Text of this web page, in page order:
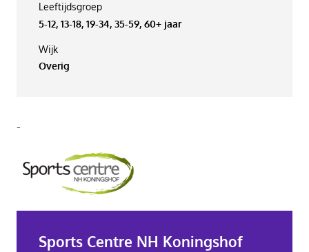
Leeftijdsgroep
5-12, 13-18, 19-34, 35-59, 60+ jaar
Wijk
Overig
-
Sports Centre NH Koningshof